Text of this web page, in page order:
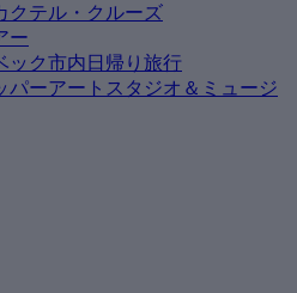
クテル・クルーズ
ー
ック市内日帰り旅行
パーアートスタジオ＆ミュージ